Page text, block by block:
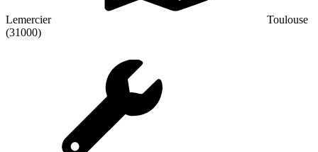
Lemercier
Toulouse
(31000)